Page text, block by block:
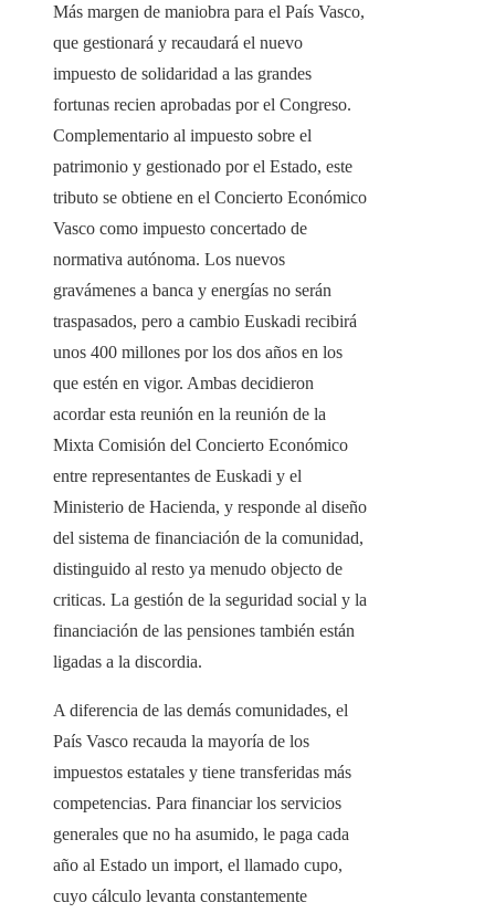
Más margen de maniobra para el País Vasco,
que gestionará y recaudará el nuevo
impuesto de solidaridad a las grandes
fortunas recien aprobadas por el Congreso.
Complementario al impuesto sobre el
patrimonio y gestionado por el Estado, este
tributo se obtiene en el Concierto Económico
Vasco como impuesto concertado de
normativa autónoma. Los nuevos
gravámenes a banca y energías no serán
traspasados, pero a cambio Euskadi recibirá
unos 400 millones por los dos años en los
que estén en vigor. Ambas decidieron
acordar esta reunión en la reunión de la
Mixta Comisión del Concierto Económico
entre representantes de Euskadi y el
Ministerio de Hacienda, y responde al diseño
del sistema de financiación de la comunidad,
distinguido al resto ya menudo objecto de
criticas. La gestión de la seguridad social y la
financiación de las pensiones también están
ligadas a la discordia.
A diferencia de las demás comunidades, el
País Vasco recauda la mayoría de los
impuestos estatales y tiene transferidas más
competencias. Para financiar los servicios
generales que no ha asumido, le paga cada
año al Estado un import, el llamado cupo,
cuyo cálculo levanta constantemente